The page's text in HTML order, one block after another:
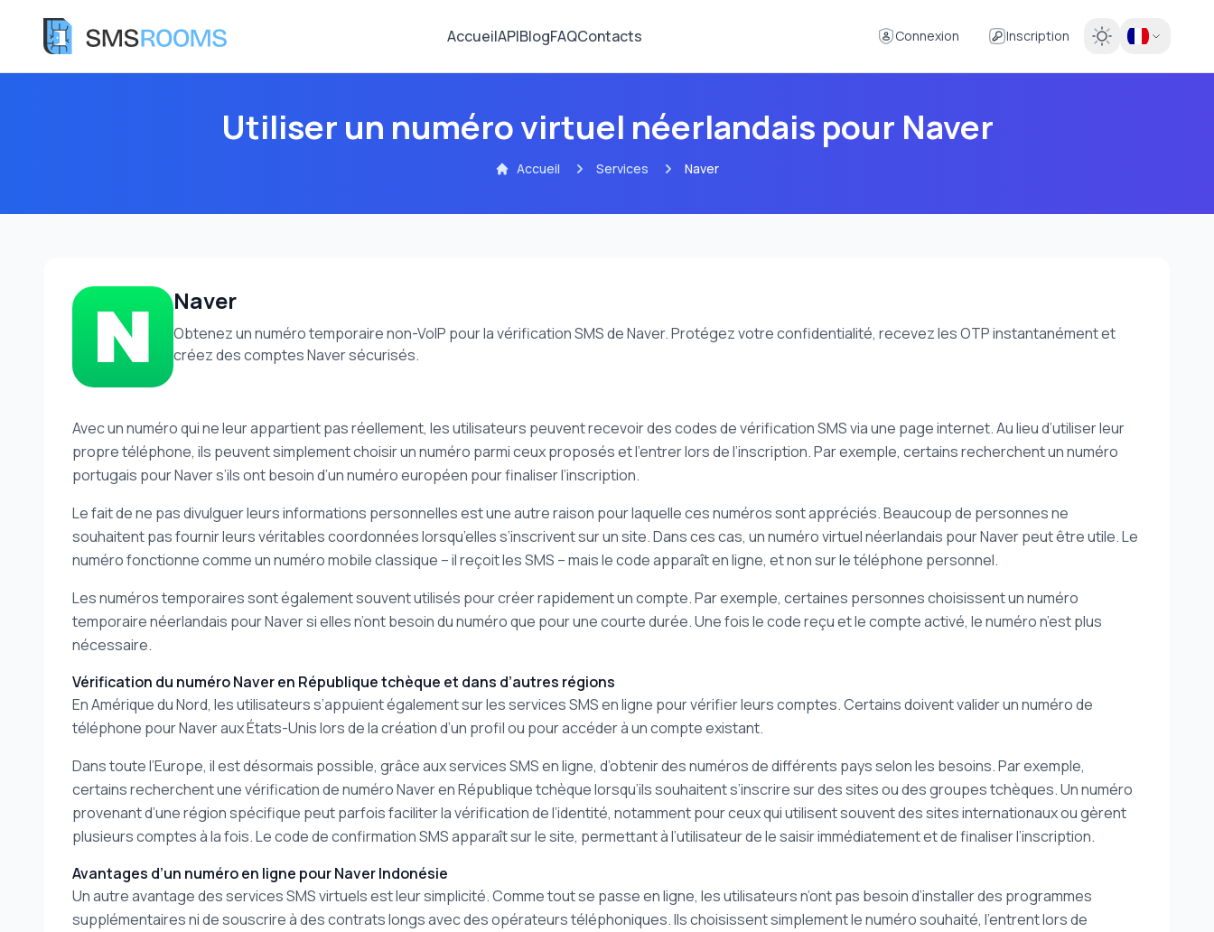
AccueilAPIBlogFAQContacts Connexion Inscription
Utiliser un numéro virtuel néerlandais pour Naver
Accueil Services Naver
Naver
Obtenez un numéro temporaire non-VoIP pour la vérification SMS de Naver. Protégez votre confidentialité, recevez les OTP instantanément et
créez des comptes Naver sécurisés.
Avec un numéro qui ne leur appartient pas réellement, les utilisateurs peuvent recevoir des codes de vérification SMS via une page internet. Au lieu d’utiliser leur
propre téléphone, ils peuvent simplement choisir un numéro parmi ceux proposés et l’entrer lors de l’inscription. Par exemple, certains recherchent un numéro
portugais pour Naver s’ils ont besoin d’un numéro européen pour finaliser l’inscription.
Le fait de ne pas divulguer leurs informations personnelles est une autre raison pour laquelle ces numéros sont appréciés. Beaucoup de personnes ne
souhaitent pas fournir leurs véritables coordonnées lorsqu’elles s’inscrivent sur un site. Dans ces cas, un numéro virtuel néerlandais pour Naver peut être utile. Le
numéro fonctionne comme un numéro mobile classique – il reçoit les SMS – mais le code apparaît en ligne, et non sur le téléphone personnel.
Les numéros temporaires sont également souvent utilisés pour créer rapidement un compte. Par exemple, certaines personnes choisissent un numéro
temporaire néerlandais pour Naver si elles n’ont besoin du numéro que pour une courte durée. Une fois le code reçu et le compte activé, le numéro n’est plus
nécessaire.
Vérification du numéro Naver en République tchèque et dans d’autres régions
En Amérique du Nord, les utilisateurs s’appuient également sur les services SMS en ligne pour vérifier leurs comptes. Certains doivent valider un numéro de
téléphone pour Naver aux États-Unis lors de la création d’un profil ou pour accéder à un compte existant.
Dans toute l’Europe, il est désormais possible, grâce aux services SMS en ligne, d’obtenir des numéros de différents pays selon les besoins. Par exemple,
certains recherchent une vérification de numéro Naver en République tchèque lorsqu’ils souhaitent s’inscrire sur des sites ou des groupes tchèques. Un numéro
provenant d’une région spécifique peut parfois faciliter la vérification de l’identité, notamment pour ceux qui utilisent souvent des sites internationaux ou gèrent
plusieurs comptes à la fois. Le code de confirmation SMS apparaît sur le site, permettant à l’utilisateur de le saisir immédiatement et de finaliser l’inscription.
Avantages d’un numéro en ligne pour Naver Indonésie
Un autre avantage des services SMS virtuels est leur simplicité. Comme tout se passe en ligne, les utilisateurs n’ont pas besoin d’installer des programmes
supplémentaires ni de souscrire à des contrats longs avec des opérateurs téléphoniques. Ils choisissent simplement le numéro souhaité, l’entrent lors de